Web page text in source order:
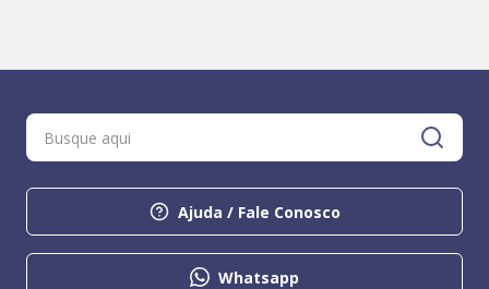
Ajuda / Fale Conosco
Whatsapp